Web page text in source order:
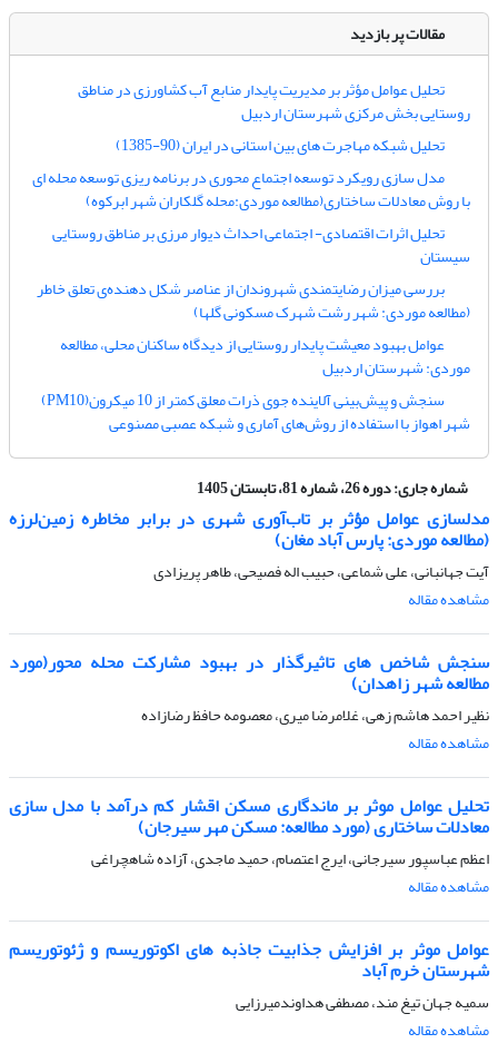
مقالات پر بازدید
تحلیل عوامل مؤثر بر مدیریت پایدار منابع آب کشاورزی در مناطق
روستایی بخش مرکزی شهرستان اردبیل
تحلیل شبکه مهاجرت های بین استانی در ایران (90-1385)
مدل سازی رویکرد توسعه اجتماع محوری در برنامه ریزی توسعه محله ای
با روش معادلات ساختاری(مطالعه موردی:محله گلکاران شهر ابرکوه)
تحلیل اثرات اقتصادی- اجتماعی احداث دیوار مرزی بر مناطق روستایی
سیستان
بررسی میزان رضایتمندی شهروندان از عناصر شکل دهنده‌ی تعلق خاطر
(مطالعه موردی: شهر رشت شهرک مسکونی گلها)
عوامل بهبود معیشت پایدار روستایی از دیدگاه ساکنان محلی، مطالعه
موردی: شهرستان اردبیل
سنجش و پیش‌بینی آلاینده جوی ذرات معلق کمتر از 10 میکرون(PM10)
شهر اهواز با استفاده از روش‌های آماری و شبکه عصبی مصنوعی
شماره جاری:دوره 26، شماره 81، تابستان 1405
مدلسازی عوامل مؤثر بر تاب‌آوری شهری در برابر مخاطره زمین‌لرزه
(مطالعه موردی: پارس آباد مغان)
آیت جهانبانی، علی شماعی، حبیب اله فصیحی، طاهر پریزادی
مشاهده مقاله
سنجش شاخص های تاثیرگذار در بهبود مشارکت محله محور(مورد
مطالعه شهر زاهدان)
نظیر احمد هاشم زهی، غلامرضا میری، معصومه حافظ رضازاده
مشاهده مقاله
تحلیل عوامل موثر بر ماندگاری مسکن اقشار کم درآمد با مدل سازی
معادلات ساختاری (مورد مطالعه: مسکن مهر سیرجان)
اعظم عباسپور سیرجانی، ایرج اعتصام، حمید ماجدی، آزاده شاهچراغی
مشاهده مقاله
عوامل موثر بر افزایش جذابیت جاذبه های اکوتوریسم و ژئوتوریسم
شهرستان خرم آباد
سمیه جهان تیغ مند، مصطفی هداوندمیرزایی
مشاهده مقاله